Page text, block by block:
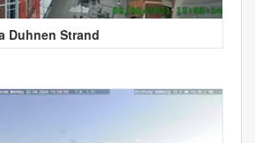
Duhnen Strand